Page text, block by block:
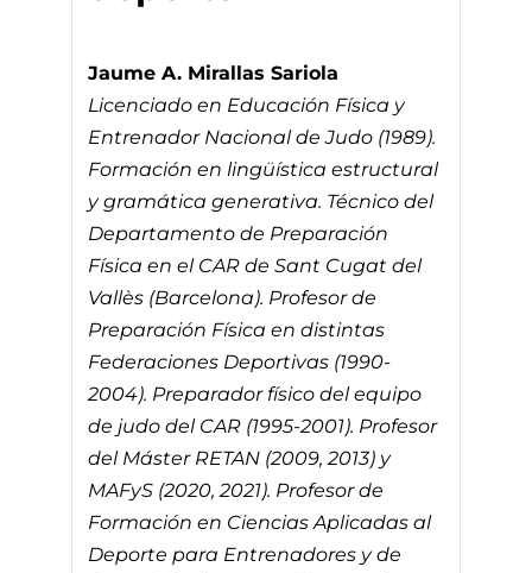
Jaume A. Mirallas Sariola
Licenciado en Educación Física y
Entrenador Nacional de Judo (1989).
Formación en lingüística estructural
y gramática generativa. Técnico del
Departamento de Preparación
Física en el CAR de Sant Cugat del
Vallès (Barcelona). Profesor de
Preparación Física en distintas
Federaciones Deportivas (1990-
2004). Preparador físico del equipo
de judo del CAR (1995-2001). Profesor
del Máster RETAN (2009, 2013) y
MAFyS (2020, 2021). Profesor de
Formación en Ciencias Aplicadas al
Deporte para Entrenadores y de